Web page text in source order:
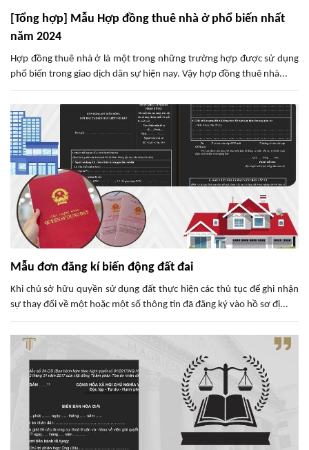
[Tổng hợp] Mẫu Hợp đồng thuê nhà ở phổ biến nhất
năm 2024
Hợp đồng thuê nhà ở là một trong những trường hợp được sử dụng
phổ biến trong giao dịch dân sự hiện nay. Vậy hợp đồng thuê nhà...
Mẫu đơn đăng kí biến động đất đai
Khi chủ sở hữu quyền sử dụng đất thực hiện các thủ tục để ghi nhận
sự thay đổi về một hoặc một số thông tin đã đăng ký vào hồ sơ đị...